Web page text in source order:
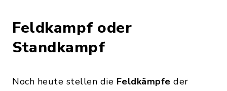
Feldkampf oder
Standkampf
Noch heute stellen die Feldkämpfe der